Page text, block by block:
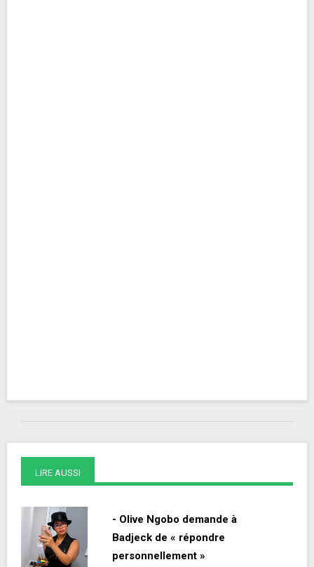
LIRE AUSSI
- Olive Ngobo demande à
Badjeck de « répondre
personnellement »